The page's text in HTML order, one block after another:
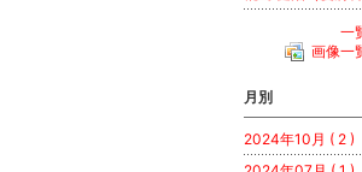
一
画像一
月別
2024年10月 ( 2 )